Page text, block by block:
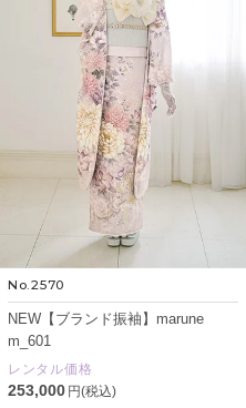
No.2570
NEW【ブランド振袖】marune
m_601
レンタル価格
253,000 円(税込)